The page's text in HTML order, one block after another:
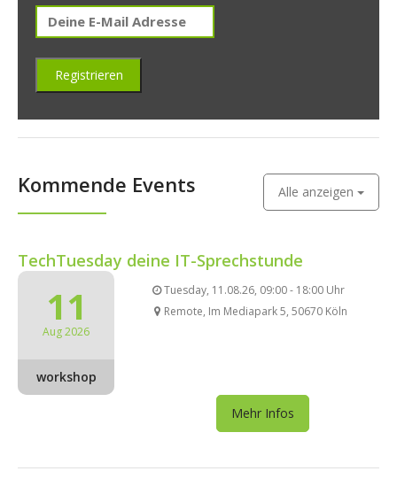
Kommende Events Alle anzeigen
TechTuesday deine IT-Sprechstunde
11
Aug 2026
workshop
Tuesday, 11.08.26, 09:00 - 18:00 Uhr
Remote, Im Mediapark 5, 50670 Köln
Mehr Infos